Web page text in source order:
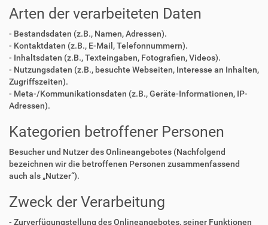
Arten der verarbeiteten Daten
- Bestandsdaten (z.B., Namen, Adressen).
- Kontaktdaten (z.B., E-Mail, Telefonnummern).
- Inhaltsdaten (z.B., Texteingaben, Fotografien, Videos).
- Nutzungsdaten (z.B., besuchte Webseiten, Interesse an Inhalten,
Zugriffszeiten).
- Meta-/Kommunikationsdaten (z.B., Geräte-Informationen, IP-
Adressen).
Kategorien betroffener Personen
Besucher und Nutzer des Onlineangebotes (Nachfolgend
bezeichnen wir die betroffenen Personen zusammenfassend
auch als „Nutzer“).
Zweck der Verarbeitung
- Zurverfügungstellung des Onlineangebotes, seiner Funktionen